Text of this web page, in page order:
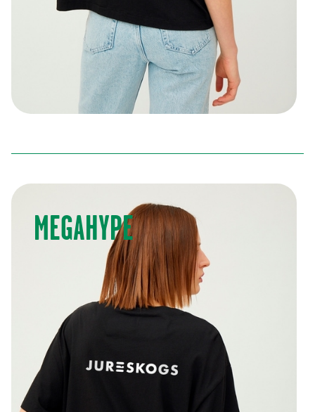
OVERSIZED T-SHIRT
250,00 kr(250,00 kr)
MEGAHYPE